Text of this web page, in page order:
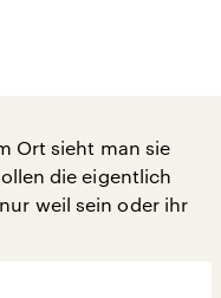
Ort sieht man sie
die eigentlich
weil sein oder ihr